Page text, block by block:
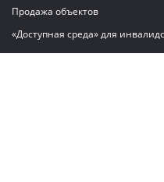
Продажа объектов
«Доступная среда» для